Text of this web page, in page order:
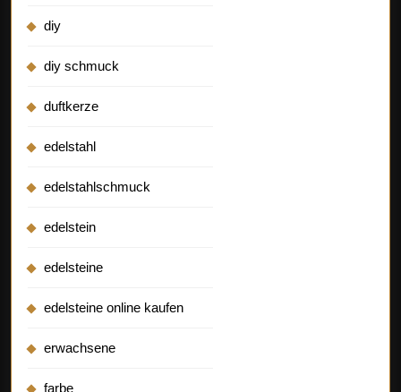
diy
diy schmuck
duftkerze
edelstahl
edelstahlschmuck
edelstein
edelsteine
edelsteine online kaufen
erwachsene
farbe